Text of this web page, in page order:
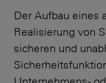
Der Aufbau eines
Realisierung von
sicheren und